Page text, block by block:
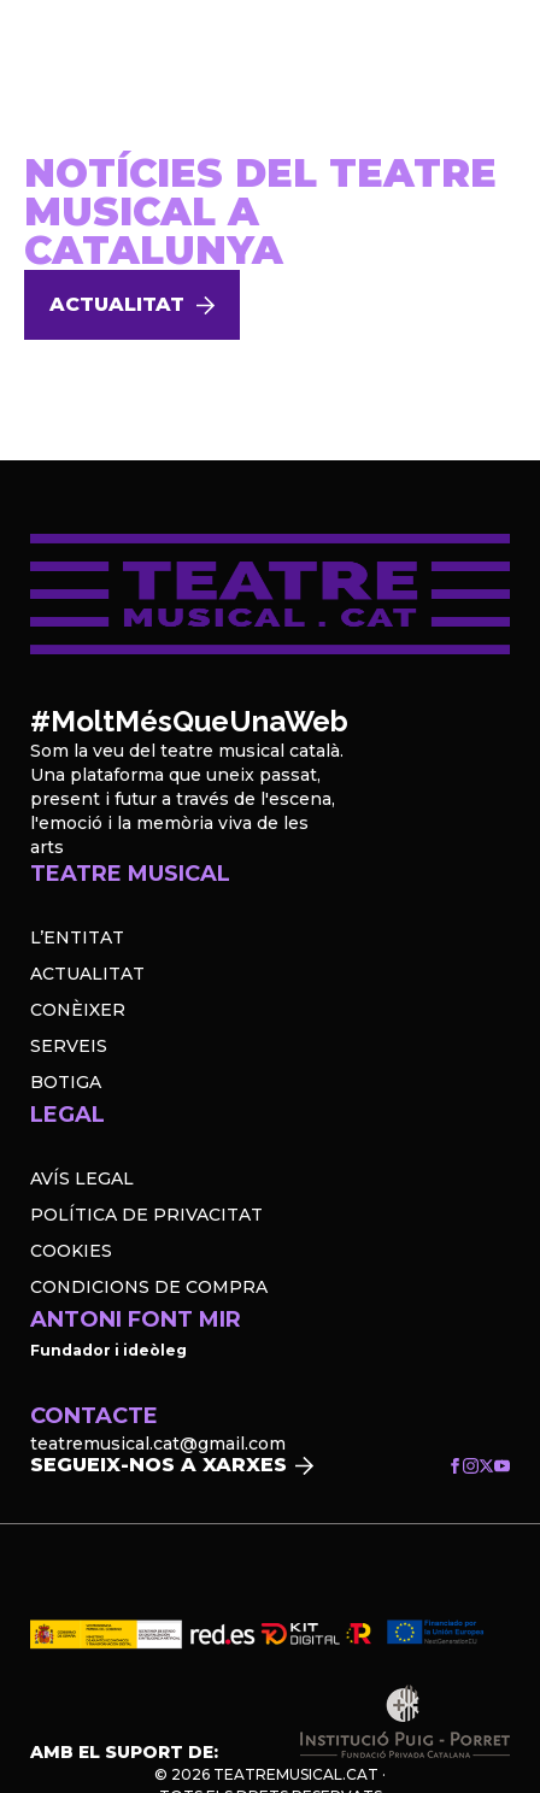
NOTÍCIES DEL TEATRE
MUSICAL A
CATALUNYA
ACTUALITAT
#MoltMésQueUnaWeb
Som la veu del teatre musical català.
Una plataforma que uneix passat,
present i futur a través de l'escena,
l'emoció i la memòria viva de les
arts
TEATRE MUSICAL
L’ENTITAT
ACTUALITAT
CONÈIXER
SERVEIS
BOTIGA
LEGAL
AVÍS LEGAL
POLÍTICA DE PRIVACITAT
COOKIES
CONDICIONS DE COMPRA
ANTONI FONT MIR
Fundador i ideòleg
CONTACTE
teatremusical.cat@gmail.com
SEGUEIX-NOS A XARXES
AMB EL SUPORT DE:
© 2026 TEATREMUSICAL.CAT ·